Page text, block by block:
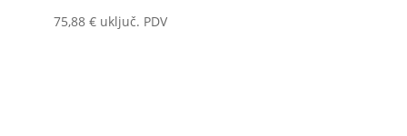
75,88 € uključ. PDV